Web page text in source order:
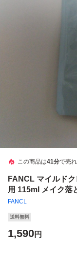
この商品は41分で売
FANCL マイルド
用 115ml メイク落
FANCL
送料無料
1,590円